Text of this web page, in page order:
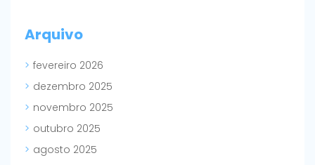
Arquivo
fevereiro 2026
dezembro 2025
novembro 2025
outubro 2025
agosto 2025